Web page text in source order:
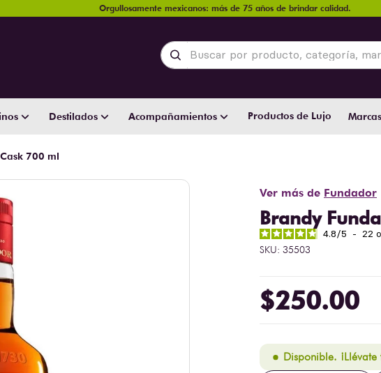
Orgullosamente mexicanos: más de 75 años de brindar calidad.
Buscar por producto, categoría, marca y
Destilados Acompañamientos Productos de Lujo Marcas
700 ml
Ver más de Fundador
Brandy
4.8/5 - 22
SKU: 35503
$250.00
Disponible.